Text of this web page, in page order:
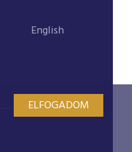
English
ELFOGADOM